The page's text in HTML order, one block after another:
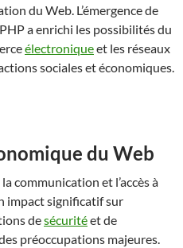
du Web. L’émergence de
a enrichi les possibilités du
électroniqueet les réseaux
sociales et économiques.
du Web
communication et l’accès à
impact significatif sur
desécuritéet de
préoccupations majeures.